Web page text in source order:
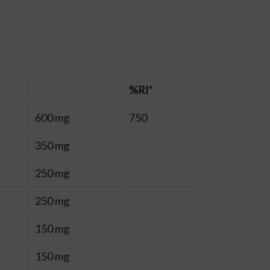
%RI*
600 mg 750
350 mg
250 mg
250 mg
150 mg
150 mg